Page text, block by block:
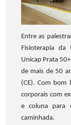
Entre as
Fisioterapia da
Unicap Prata
de mais de 50
(CE). Com bom
corporais com
e coluna para
caminhada.